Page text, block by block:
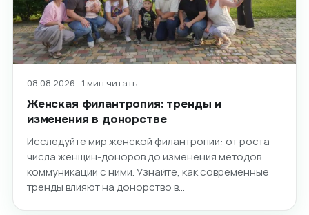
08.08.2026 · 1 мин читать
Женская филантропия: тренды и
изменения в донорстве
Исследуйте мир женской филантропии: от роста
числа женщин-доноров до изменения методов
коммуникации с ними. Узнайте, как современные
тренды влияют на донорство в…